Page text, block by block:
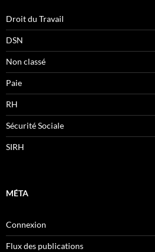
Droit du Travail
DSN
Non classé
Paie
RH
Sécurité Sociale
SIRH
MÉTA
Connexion
Flux des publications